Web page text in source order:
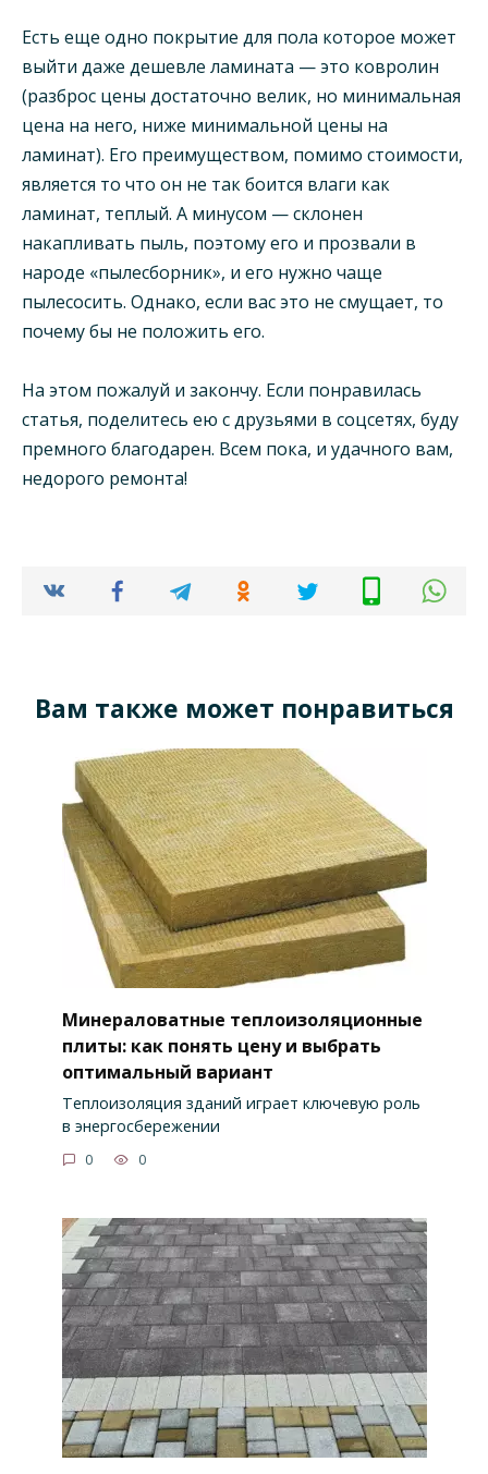
Есть еще одно покрытие для пола которое может
выйти даже дешевле ламината — это ковролин
(разброс цены достаточно велик, но минимальная
цена на него, ниже минимальной цены на
ламинат). Его преимуществом, помимо стоимости,
является то что он не так боится влаги как
ламинат, теплый. А минусом — склонен
накапливать пыль, поэтому его и прозвали в
народе «пылесборник», и его нужно чаще
пылесосить. Однако, если вас это не смущает, то
почему бы не положить его.
На этом пожалуй и закончу. Если понравилась
статья, поделитесь ею с друзьями в соцсетях, буду
премного благодарен. Всем пока, и удачного вам,
недорого ремонта!
Вам также может понравиться
Минераловатные теплоизоляционные
плиты: как понять цену и выбрать
оптимальный вариант
Теплоизоляция зданий играет ключевую роль
в энергосбережении
0 0